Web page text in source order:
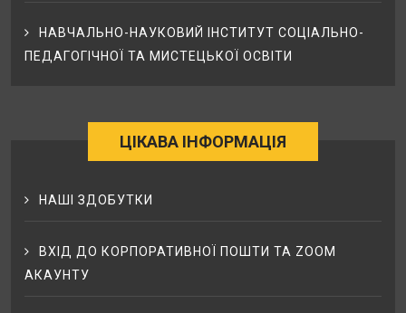
НАВЧАЛЬНО-НАУКОВИЙ ІНСТИТУТ СОЦІАЛЬНО-
ПЕДАГОГІЧНОЇ ТА МИСТЕЦЬКОЇ ОСВІТИ
ЦІКАВА ІНФОРМАЦІЯ
НАШІ ЗДОБУТКИ
ВХІД ДО КОРПОРАТИВНОЇ ПОШТИ ТА ZOOM
АКАУНТУ